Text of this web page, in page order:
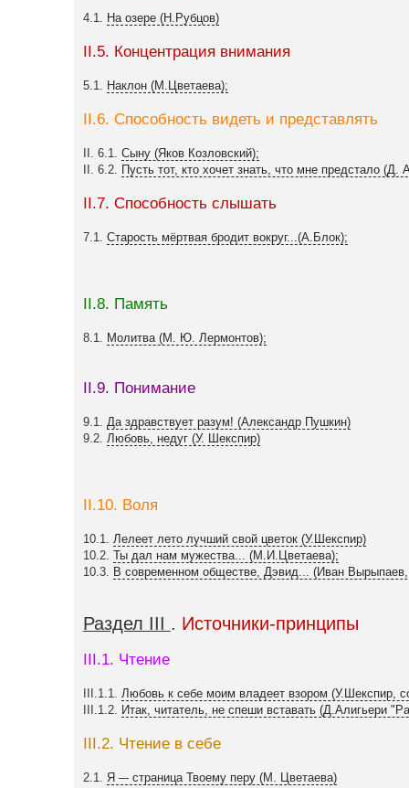
4.1. На озере (Н.Рубцов)
II.5. Концентрация внимания
5.1. Наклон (М.Цветаева);
II.6. Способность видеть и представлять
II. 6.1. Сыну (Яков Козловский);
II. 6.2. Пусть тот, кто хочет знать, что мне предстало (Д.
II.7. Способность слышать
7.1. Старость мёртвая бродит вокруг...(А.Блок);
II.8. Память
8.1. Молитва (М. Ю. Лермонтов);
II.9. Понимание
9.1. Да здравствует разум! (Александр Пушкин)
9.2. Любовь, недуг (У. Шекспир)
II.10. Воля
10.1. Лелеет лето лучший свой цветок (У.Шекспир)
10.2. Ты дал нам мужества... (М.И.Цветаева);
10.3. В современном обществе, Дэвид... (Иван
Раздел III . Источники-принципы
III.1. Чтение
III.1.1. Любовь к себе моим владеет взором (У.Шекспир,
III.1.2. Итак, читатель, не спеши вставать (Д.Алигьери
III.2. Чтение в себе
2.1. Я –- страница Твоему перу (М. Цветаева)